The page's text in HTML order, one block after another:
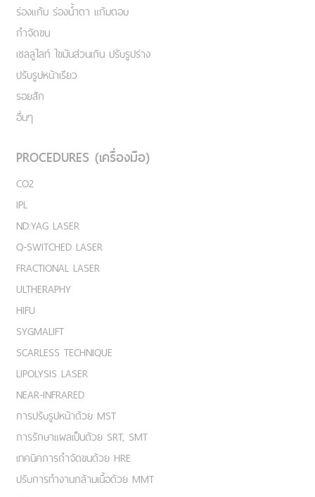
ร่องแก้ม ร่องน้ำตา แก้มตอบ
กำจัดขน
เชลลูไลท์ ไขมันส่วนเกิน ปรับรูปร่าง
ปรับรูปหน้าเรียว
รอยสัก
อื่นๆ
PROCEDURES (เครื่องมือ)
CO2
IPL
ND:YAG LASER
Q-SWITCHED LASER
FRACTIONAL LASER
ULTHERAPHY
HIFU
SYGMALIFT
SCARLESS TECHNIQUE
LIPOLYSIS LASER
NEAR-INFRARED
การปรับรูปหน้าด้วย MST
การรักษาแผลเป็นด้วย SRT, SMT
เทคนิคการกำจัดขนด้วย HRE
ปรับการทำงานกล้ามเนื้อด้วย MMT